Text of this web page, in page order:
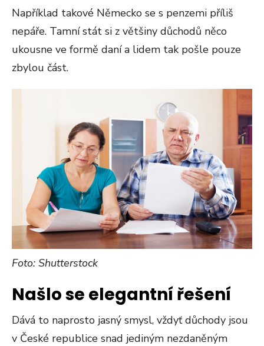
Například takové Německo se s penzemi příliš
nepáře. Tamní stát si z většiny důchodů něco
ukousne ve formě daní a lidem tak pošle pouze
zbylou část.
Foto: Shutterstock
Našlo se elegantní řešení
Dává to naprosto jasný smysl, vždyť důchody jsou
v České republice snad jediným nezdaněným